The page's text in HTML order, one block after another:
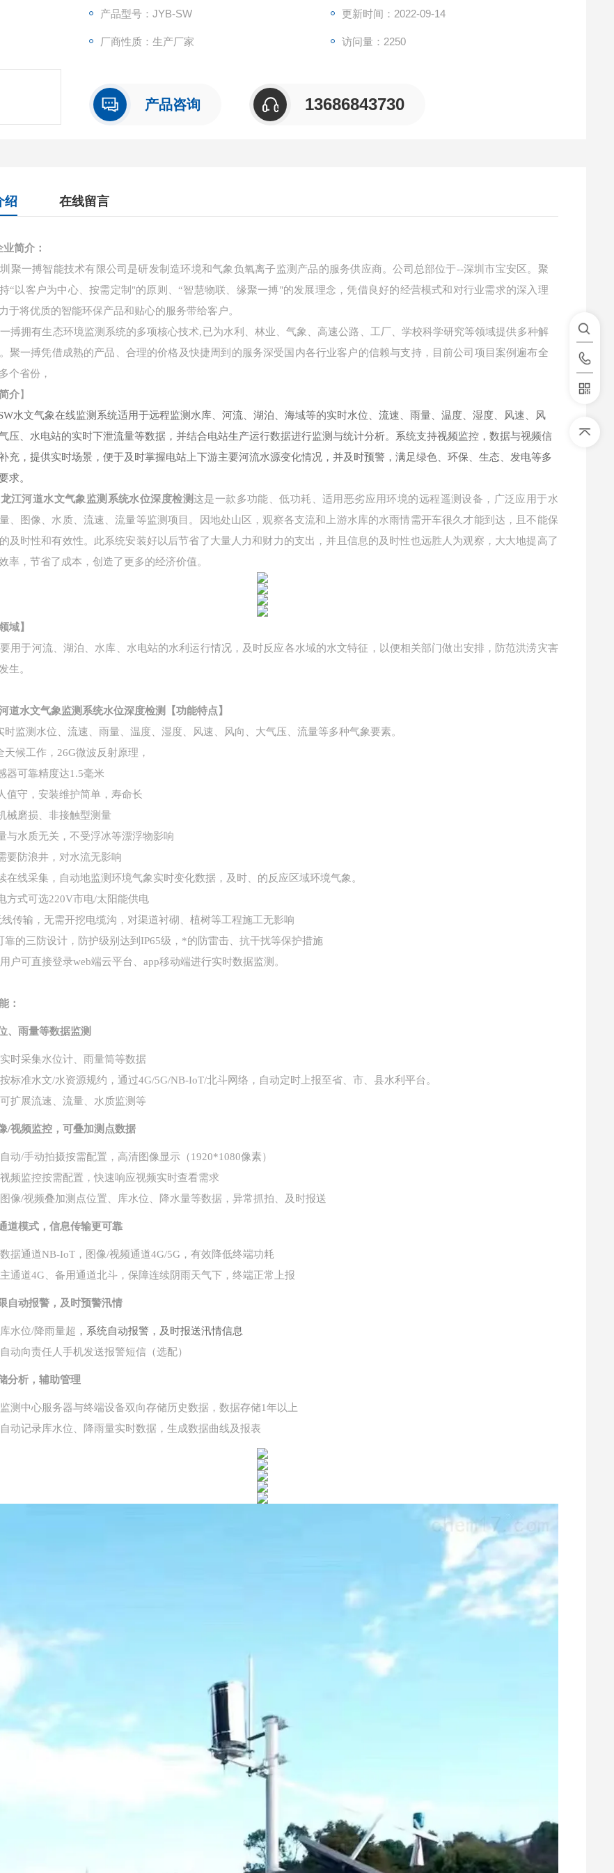
本，创造了更多的经济价值。
产品型号：JYB-SW 更新时间：2022-09-14
厂商性质：生产厂家 访问量：2250
产品咨询 13686843730
绍 在线留言
业简介：
聚一搏智能技术有限公司是研发制造环境和气象负氧离子监测产品的服务供应商。公司总部位于--深圳市宝安区。聚
“以客户为中心、按需定制"的原则、“智慧物联、缘聚一搏"的发展理念，凭借良好的经营模式和对行业需求的深入理
于将优质的智能环保产品和贴心的服务带给客户。
搏拥有生态环境监测系统的多项核心技术,已为水利、林业、气象、高速公路、工厂、学校科学研究等领域提供多种解
聚一搏凭借成熟的产品、合理的价格及快捷周到的服务深受国内各行业客户的信赖与支持，目前公司项目案例遍布全
个省份，
介】
水文气象在线监测系统适用于远程监测水库、河流、湖泊、海域等的实时水位、流速、雨量、温度、湿度、风速、风
压、水电站的实时下泄流量等数据，并结合电站生产运行数据进行监测与统计分析。系统支持视频监控，数据与视频信
充，提供实时场景，便于及时掌握电站上下游主要河流水源变化情况，并及时预警，满足绿色、环保、生态、发电等多
求。
江河道水文气象监测系统水位深度检测这是一款多功能、低功耗、适用恶劣应用环境的远程遥测设备，广泛应用于水
、图像、水质、流速、流量等监测项目。因地处山区，观察各支流和上游水库的水雨情需开车很久才能到达，且不能保
及时性和有效性。此系统安装好以后节省了大量人力和财力的支出，并且信息的及时性也远胜人为观察，大大地提高了
率，节省了成本，创造了更多的经济价值。
域】
用于河流、湖泊、水库、水电站的水利运行情况，及时反应各水域的水文特征，以便相关部门做出安排，防范洪涝灾害
生。
道水文气象监测系统水位深度检测
【功能特点】
时监测水位、流速、雨量、温度、湿度、风速、风向、大气压、流量等多种气象要素。
天候工作， 26G微波反射原理，
器可靠精度达1.5毫米
值守，安装维护简单，寿命长
械磨损、非接触型测量
与水质无关，不受浮冰等漂浮物影响
要防浪井，对水流无影响
在线采集，自动地监测环境气象实时变化数据，及时、的反应区域环境气象。
方式可选220V市电/太阳能供电
线传输，无需开挖电缆沟，对渠道衬砌、植树等工程施工无影响
靠的三防设计，防护级别达到IP65级，*的防雷击、抗干扰等保护措施
用户可直接登录web端云平台、app移动端进行实时数据监测。
：
、雨量等数据监测
实时采集水位计、雨量筒等数据
按标准水文/水资源规约，通过4G/5G/NB-IoT/北斗网络，自动定时上报至省、市、县水利平台。
可扩展流速、流量、水质监测等
/视频监控，可叠加测点数据
自动/手动拍摄按需配置，高清图像显示（1920*1080像素）
视频监控按需配置，快速响应视频实时查看需求
图像/视频叠加测点位置、库水位、降水量等数据，异常抓拍、及时报送
道模式，信息传输更可靠
数据通道NB-IoT，图像/视频通道4G/5G，有效降低终端功耗
主通道4G、备用通道北斗，保障连续阴雨天气下，终端正常上报
自动报警，及时预警汛情
库水位/降雨量超 ，系统自动报警，及时报送汛情信息
自动向责任人手机发送报警短信（选配）
分析，辅助管理
监测中心服务器与终端设备双向存储历史数据，数据存储1年以上
自动记录库水位、降雨量实时数据，生成数据曲线及报表